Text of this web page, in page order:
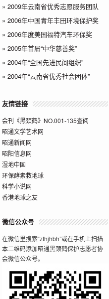
» 2009年云南省优秀志愿服务团队
» 2006年中国青年丰田环境保护奖
» 2006年度美国福特汽车环保奖
» 2005年首届“中华慈善奖”
» 2004年“全国先进民间组织”
» 2004年“云南省优秀社会团体”
友情链接
会刊《黑颈鹤》NO.001-135查阅
昭通文学艺术网
昭通新闻网
昭阳信息网
湿地中国
环保酵素救地球
科学小说网
香港地球之友
微信公众号
在微信里搜索“zthjhbh”或在手机上扫描
本二维码添加昭通黑颈鹤保护志愿者协
会微信公众号。